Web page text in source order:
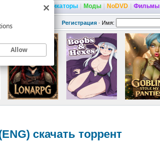
Русификаторы Моды NoDVD Фильмы
Регистрация · Имя:
скачать торрент
Allow